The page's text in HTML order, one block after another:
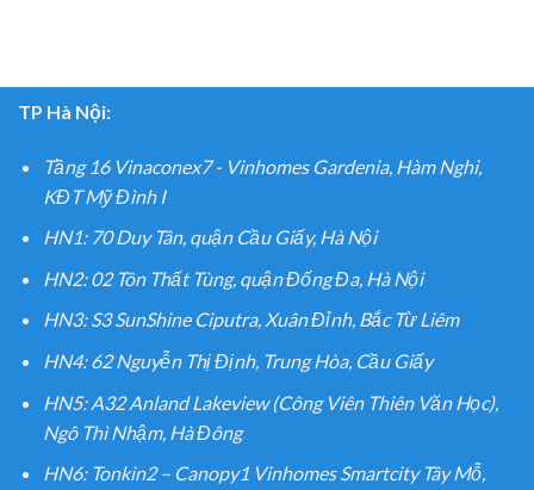
TP Hà Nội:
Tầng 16 Vinaconex7 - Vinhomes Gardenia, Hàm Nghi,
KĐT Mỹ Đình I
HN1: 70 Duy Tân, quận Cầu Giấy, Hà Nội
HN2: 02 Tôn Thất Tùng, quận Đống Đa, Hà Nội
HN3: S3 SunShine Ciputra, Xuân Đỉnh, Bắc Từ Liêm
HN4: 62 Nguyễn Thị Định, Trung Hòa, Cầu Giấy
HN5: A32 Anland Lakeview (Công Viên Thiên Văn Học),
Ngô Thì Nhậm, Hà Đông
HN6: Tonkin2 – Canopy1 Vinhomes Smartcity Tây Mỗ,